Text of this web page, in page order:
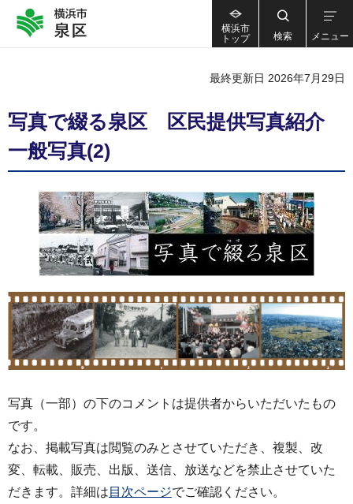
横浜市
トップ
検索 メニュー
最終更新日 2026年7月29日
写真で綴る泉区 区民提供写真紹介
一般写真(2)
写真（一部）の下のコメントは提供者からいただいたもの
です。
なお、掲載写真は閲覧のみとさせていただき、複製、改
変、転載、販売、出版、送信、放送などを禁止させていた
だきます。詳細は 目次ページでご確認ください。